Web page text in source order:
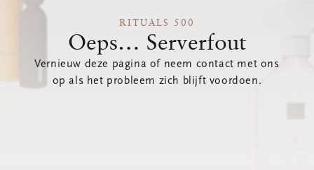
RITUALS 500
Oeps… Serverfout
Vernieuw deze pagina of neem contact met ons
op als het probleem zich blijft voordoen.